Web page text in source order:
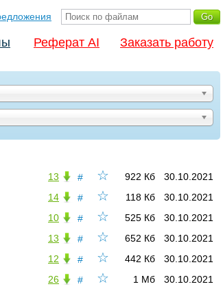
Реферат AI Заказать работу
☆
# 30.10.2021
922 Кб
13
☆
# 30.10.2021
118 Кб
14
☆
# 30.10.2021
525 Кб
10
☆
# 30.10.2021
652 Кб
13
☆
# 30.10.2021
442 Кб
12
☆
# 30.10.2021
1 Мб
26